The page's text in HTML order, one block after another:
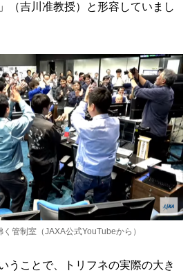
（吉川准教授）と形容していまし
管制室（JAXA公式YouTubeから）
うことで、トリフネの実際の大き